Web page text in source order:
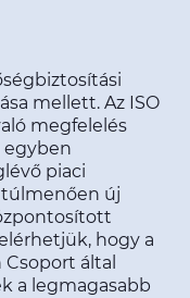
mellett. Az ISO
megfelelés
egyben
piaci
túlmenően új
hogy a
által
a legmagasabb